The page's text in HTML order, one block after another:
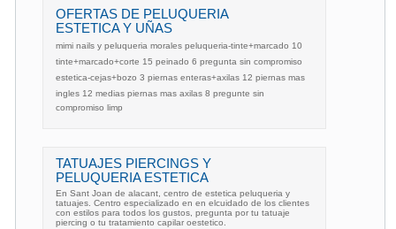
OFERTAS DE PELUQUERIA
ESTETICA Y UÑAS
mimi nails y peluqueria morales peluqueria-tinte+marcado 10
tinte+marcado+corte 15 peinado 6 pregunta sin compromiso
estetica-cejas+bozo 3 piernas enteras+axilas 12 piernas mas
ingles 12 medias piernas mas axilas 8 pregunte sin
compromiso limp
TATUAJES PIERCINGS Y
PELUQUERIA ESTETICA
En Sant Joan de alacant, centro de estetica peluqueria y
tatuajes. Centro especializado en en elcuidado de los clientes
con estilos para todos los gustos, pregunta por tu tatuaje
piercing o tu tratamiento capilar oestetico.